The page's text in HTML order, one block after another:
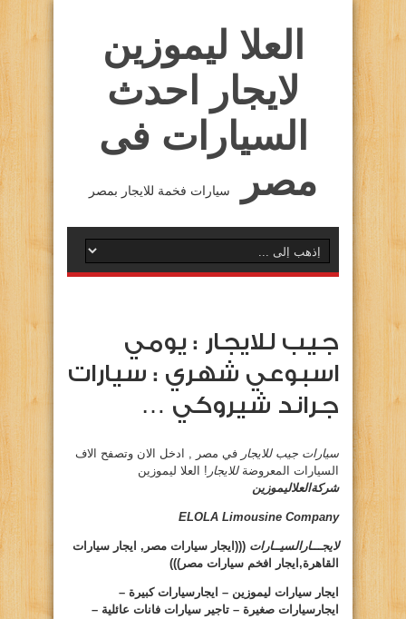
العلا ليموزين
لايجار احدث
السيارات فى
مصر
سيارات فخمة للايجار بمصر
جيب للايجار : يومي
اسبوعي شهري : سيارات
جراند شيروكي …
سيارات جيب للايجار في مصر , ادخل الان وتصفح الاف
السيارات المعروضةللايجار ! العلا ليموزين
شركةالعلاليموزين
ELOLA Limousine Company
لايجـــارالسيــارات (((ايجار سيارات مصر, ايجار سيارات
القاهرة,ايجار افخم سيارات مصر)))
ايجار سيارات ليموزين – ايجارسيارات كبيرة –
ايجارسيارات صغيرة – تاجير سيارات فانات عائلية –